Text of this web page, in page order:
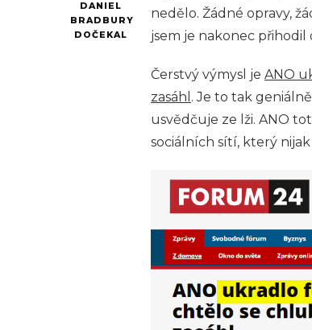
DANIEL
BRADBURY
DOČEKAL
nedělo. Žádné opravy,
jsem je nakonec přihodil
Čerstvý výmysl je ANO
zasáhl . Je to tak
usvědčuje ze lži. ANO
sociálních sítí, který